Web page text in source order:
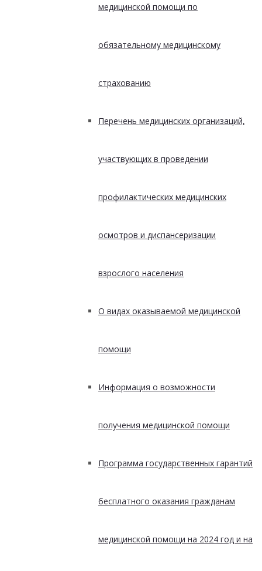
медицинской помощи по
обязательному медицинскому
страхованию
Перечень медицинских организаций,
участвующих в проведении
профилактических медицинских
осмотров и диспансеризации
взрослого населения
О видах оказываемой медицинской
помощи
Информация о возможности
получения медицинской помощи
Программа государственных гарантий
бесплатного оказания гражданам
медицинской помощи на 2024 год и на